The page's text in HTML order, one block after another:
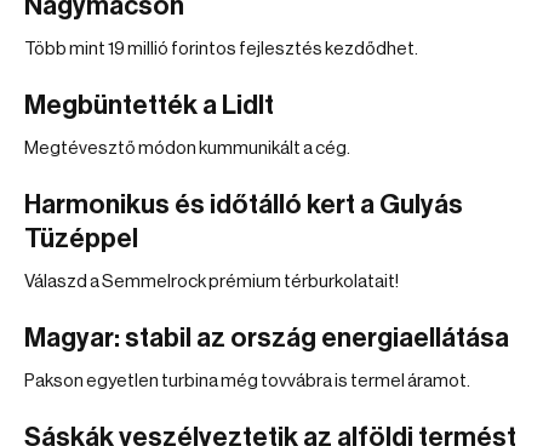
Nagymacson
Több mint 19 millió forintos fejlesztés kezdődhet.
Megbüntették a Lidlt
Megtévesztő módon kummunikált a cég.
Harmonikus és időtálló kert a Gulyás
Tüzéppel
Válaszd a Semmelrock prémium térburkolatait!
Magyar: stabil az ország energiaellátása
Pakson egyetlen turbina még tovvábra is termel áramot.
Sáskák veszélyeztetik az alföldi termést